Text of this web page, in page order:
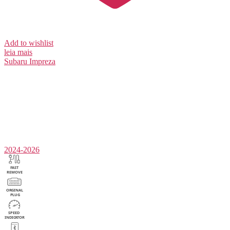
Add to wishlist
leia mais
Subaru Impreza
2024-2026